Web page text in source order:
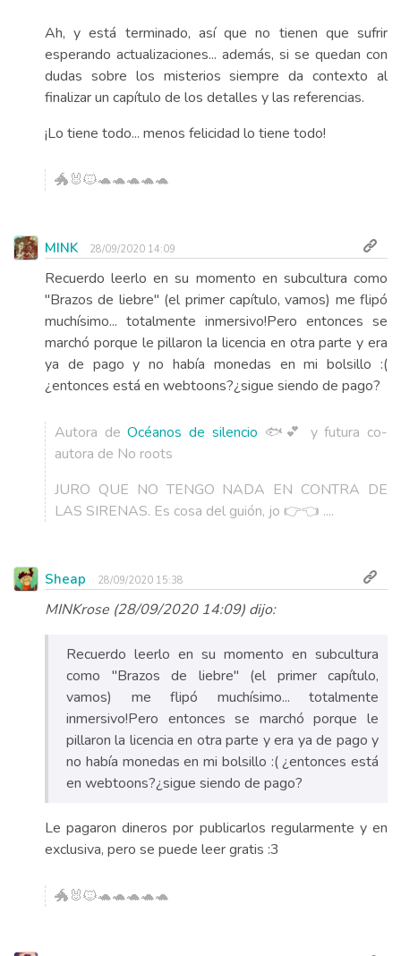
Ah, y está terminado, así que no tienen que sufrir
esperando actualizaciones... además, si se quedan con
dudas sobre los misterios siempre da contexto al
finalizar un capítulo de los detalles y las referencias.
¡Lo tiene todo... menos felicidad lo tiene todo!
🐲🐰🐱🐢🐢🐢🐢🐢
MINK 28/09/2020 14:09
Recuerdo leerlo en su momento en subcultura como
"Brazos de liebre" (el primer capítulo, vamos) me flipó
muchísimo... totalmente inmersivo!Pero entonces se
marchó porque le pillaron la licencia en otra parte y era
ya de pago y no había monedas en mi bolsillo :(
¿entonces está en webtoons?¿sigue siendo de pago?
Autora deOcéanos de silencio 🐟💕 y futura co-
autora de No roots
JURO QUE NO TENGO NADA EN CONTRA DE
LAS SIRENAS. Es cosa del guión, jo 👉👈 ....
Sheap 28/09/2020 15:38
MINKrose (28/09/2020 14:09) dijo:
Recuerdo leerlo en su momento en subcultura
como "Brazos de liebre" (el primer capítulo,
vamos) me flipó muchísimo... totalmente
inmersivo!Pero entonces se marchó porque le
pillaron la licencia en otra parte y era ya de pago y
no había monedas en mi bolsillo :( ¿entonces está
en webtoons?¿sigue siendo de pago?
Le pagaron dineros por publicarlos regularmente y en
exclusiva, pero se puede leer gratis :3
🐲🐰🐱🐢🐢🐢🐢🐢